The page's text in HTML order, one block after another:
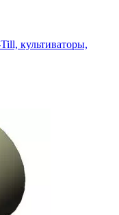
культиваторы,